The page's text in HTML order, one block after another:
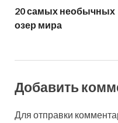
20 самых необычных
озер мира
Добавить
Для отправки